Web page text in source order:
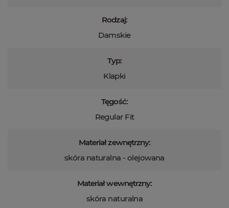
Rodzaj:
Damskie
Typ:
Klapki
Tęgość:
Regular Fit
Materiał zewnętrzny:
skóra naturalna - olejowana
Materiał wewnętrzny:
skóra naturalna